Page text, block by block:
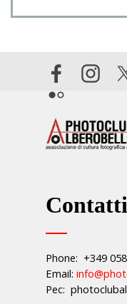
Contatti
Phone: +349
Email:
Pec: